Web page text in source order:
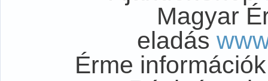
Magyar
eladás
Érme